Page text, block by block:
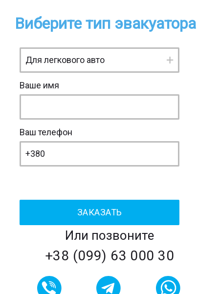
Виберите тип эвакуатора
Ваше имя
Ваш телефон
Или позвоните
+38 (099) 63 000 30